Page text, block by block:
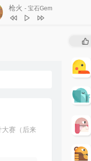
枪火 - 宝石Gem
谢
宝石
Fort Minor / Styles of
赛（后来
章